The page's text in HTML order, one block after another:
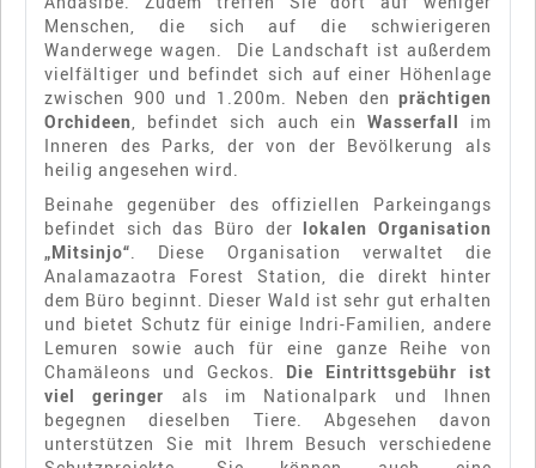
Menschen, die sich auf die schwierigeren
Wanderwege wagen. Die Landschaft ist außerdem
vielfältiger und befindet sich auf einer Höhenlage
zwischen 900 und 1.200m. Neben den prächtigen
Orchideen , befindet sich auch ein Wasserfall im
Inneren des Parks, der von der Bevölkerung als
heilig angesehen wird.
Beinahe gegenüber des offiziellen Parkeingangs
befindet sich das Büro der lokalen Organisation
„Mitsinjo“ . Diese Organisation verwaltet die
Analamazaotra Forest Station, die direkt hinter
dem Büro beginnt. Dieser Wald ist sehr gut erhalten
und bietet Schutz für einige Indri-Familien, andere
Lemuren sowie auch für eine ganze Reihe von
Chamäleons und Geckos. Die Eintrittsgebühr ist
viel geringer als im Nationalpark und Ihnen
begegnen dieselben Tiere. Abgesehen davon
unterstützen Sie mit Ihrem Besuch verschiedene